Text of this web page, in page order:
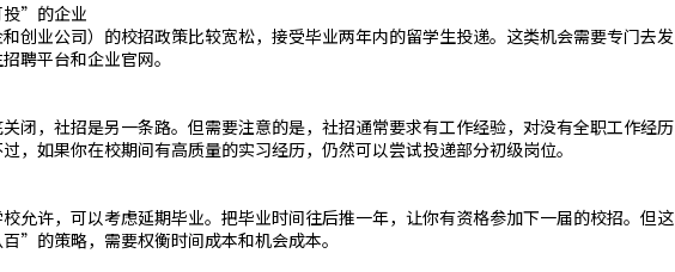
投”的企业
创业公司）的校招政策比较宽松，接受毕业两年内的留学生投递。这类机会需要专门去发
聘平台和企业官网。
闭，社招是另一条路。但需要注意的是，社招通常要求有工作经验，对没有全职工作经历
，如果你在校期间有高质量的实习经历，仍然可以尝试投递部分初级岗位。
允许，可以考虑延期毕业。把毕业时间往后推一年，让你有资格参加下一届的校招。但这
”的策略，需要权衡时间成本和机会成本。